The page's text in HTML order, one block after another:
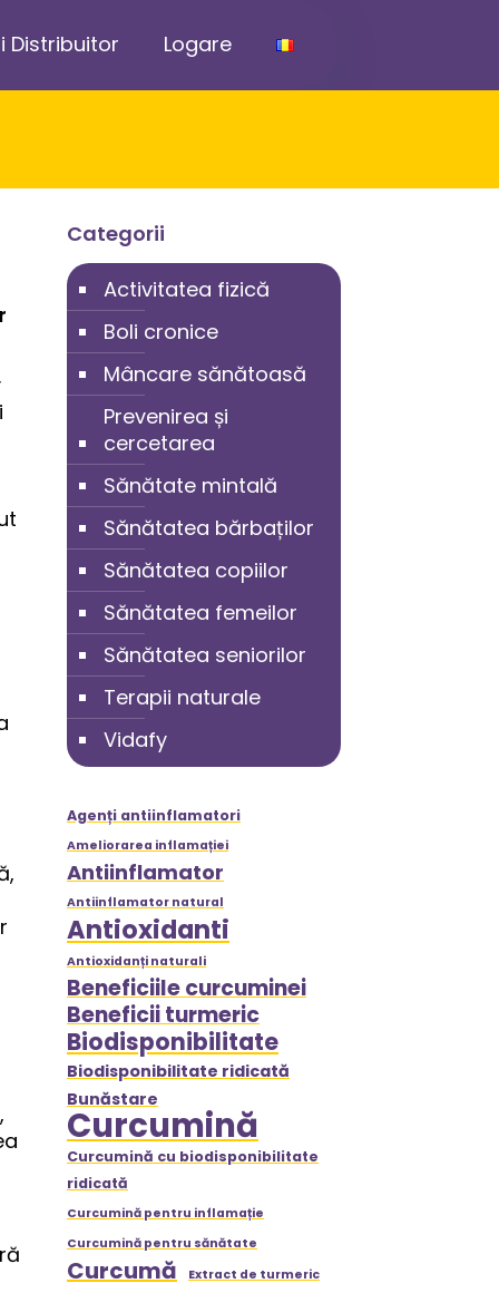
Distribuitor Logare
Categorii
Activitatea fizică
Boli cronice
Mâncare sănătoasă
Prevenirea și
cercetarea
Sănătate mintală
Sănătatea bărbaților
Sănătatea copiilor
Sănătatea femeilor
Sănătatea seniorilor
Terapii naturale
Vidafy
Agenți antiinflamatori
Ameliorarea inflamației
Antiinflamator
Antiinflamator natural
Antioxidanti
Antioxidanți naturali
Beneficiile curcuminei
Beneficii turmeric
Biodisponibilitate
Biodisponibilitate ridicată
Bunăstare
Curcumină
Curcumină cu biodisponibilitate
ridicată
Curcumină pentru inflamație
Curcumină pentru sănătate
Curcumă Extract de turmeric